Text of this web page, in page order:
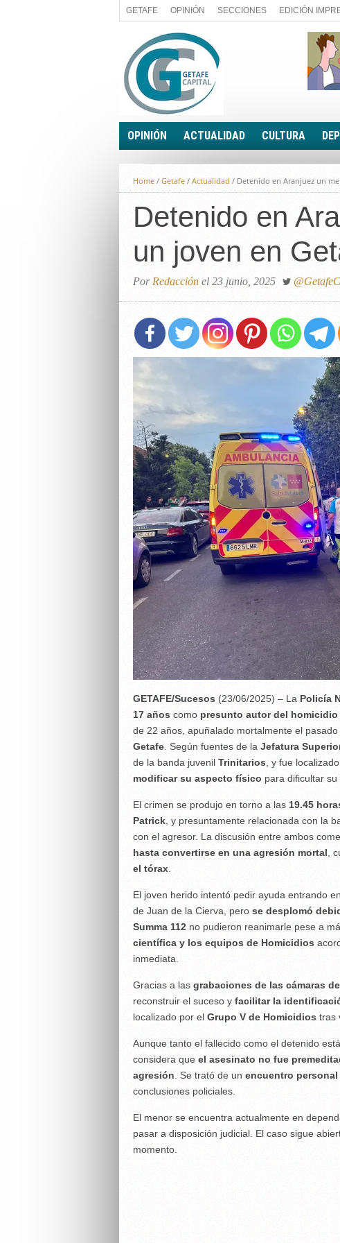
GETAFE OPINIÓN SECCIONES EDICIÓN
OPINIÓN
A FIN DE CUENTAS
PALABRA DE CONCEJAL
LA PIEDRA DE SÍSIFO
EL SACAPUNTAS
TODAS LAS BANDERAS
ROTAS
ACTUALIDAD
POLÍTICA
ECONOMÍA
SOCIEDAD
BREVES
CULTURA
Home / Getafe / Actualidad / Detenido en Aranjuez un
Detenido en
un joven en
Por Redacción el 23 junio, 2025
GETAFE/Sucesos (23/06/2025) – La Policía
17 años como presunto autor del homicidio
de 22 años, apuñalado mortalmente el pasado
Getafe . Según fuentes de la Jefatura
de la banda juvenil Trinitarios , y fue
modificar su aspecto físico para dificultar su
El crimen se produjo en torno a las 19.45
Patrick , y presuntamente relacionada con la
con el agresor. La discusión entre ambos
hasta convertirse en una agresión mortal ,
el tórax
El joven herido intentó pedir ayuda entrando
de Juan de la Cierva, pero se desplomó
Summa 112 no pudieron reanimarle pese a
científica y los equipos de Homicidios
inmediata.
Gracias a las grabaciones de las cámaras
reconstruir el suceso y facilitar la
localizado por el Grupo V de Homicidios tras
Aunque tanto el fallecido como el detenido
considera que el asesinato no fue
agresión . Se trató de un encuentro
conclusiones policiales.
El menor se encuentra actualmente en
pasar a disposición judicial. El caso sigue
momento.